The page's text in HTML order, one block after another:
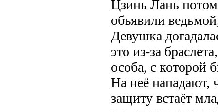
Цзинь Лань
объявили
Девушка
это из-за
особа, с которой
На неё нападают,
защиту встаёт